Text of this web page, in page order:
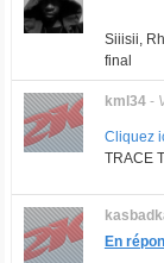
Siiisii,
final
kml34-
Cliquez
TRACE
En